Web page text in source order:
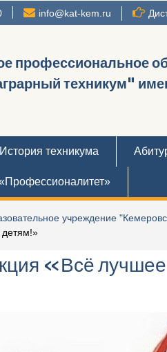
info@kat-kem.ru
профессиональное
техникум"
История техникума
учреждение
детям!»
«Всё